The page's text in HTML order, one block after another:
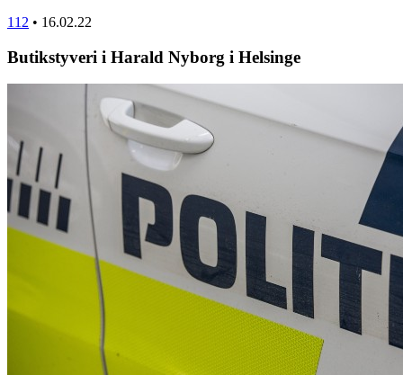
112 • 16.02.22
Butikstyveri i Harald Nyborg i Helsinge